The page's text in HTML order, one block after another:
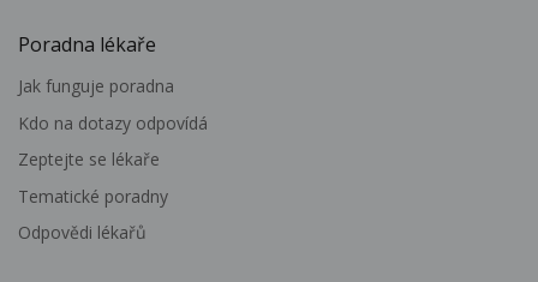
Poradna lékaře
Jak funguje poradna
Kdo na dotazy odpovídá
Zeptejte se lékaře
Tematické poradny
Odpovědi lékařů